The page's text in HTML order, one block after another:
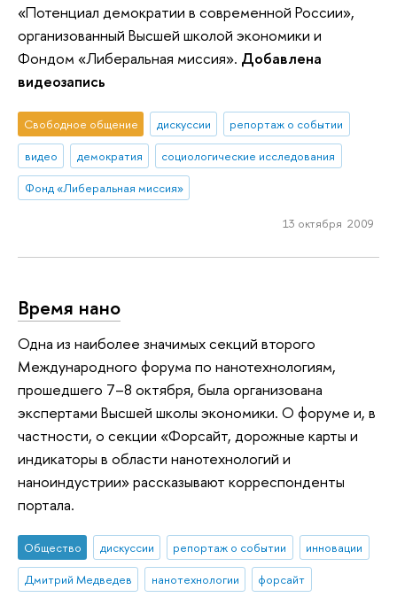
«Потенциал демократии в современной России»,
организованный Высшей школой экономики и
Фондом «Либеральная миссия». Добавлена
видеозапись
Свободное общение дискуссии
репортаж о событии
видео
демократия
социологические исследования
Фонд «Либеральная миссия»
13 октября 2009
Время нано
Одна из наиболее значимых секций второго
Международного форума по нанотехнологиям,
прошедшего 7–8 октября, была организована
экспертами Высшей школы экономики. О форуме и, в
частности, о секции «Форсайт, дорожные карты и
индикаторы в области нанотехнологий и
наноиндустрии» рассказывают корреспонденты
портала.
Общество дискуссии репортаж о событии
инновации
Дмитрий Медведев
нанотехнологии форсайт